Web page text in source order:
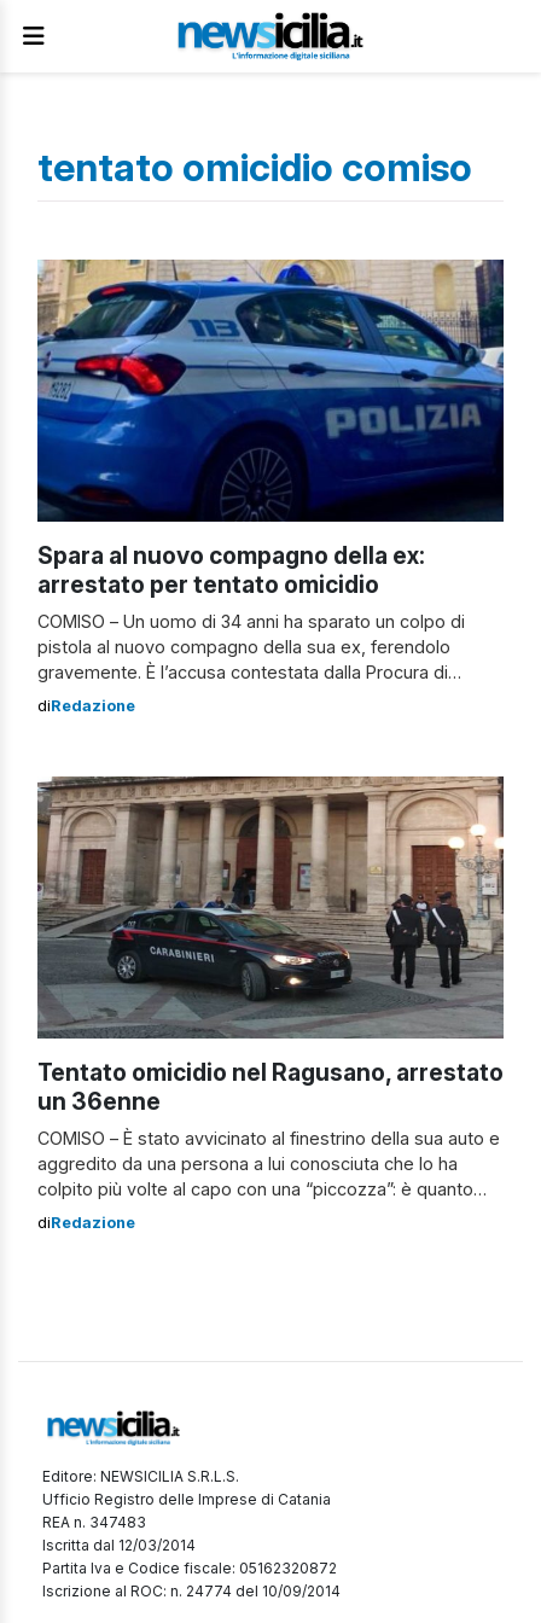
tentato omicidio comiso
Spara al nuovo compagno della ex:
arrestato per tentato omicidio
COMISO – Un uomo di 34 anni ha sparato un colpo di
pistola al nuovo compagno della sua ex, ferendolo
gravemente. È l’accusa contestata dalla Procura di
Siracusa, diretta da Francesco Puleio, a un pregiudicato
calibro […]
diRedazione
Tentato omicidio nel Ragusano, arrestato
un 36enne
COMISO – È stato avvicinato al finestrino della sua auto e
aggredito da una persona a lui conosciuta che lo ha
colpito più volte al capo con una “piccozza”: è quanto
accaduto ad ottobre 2022 a Comiso, in provincia di
diRedazione
Editore: NEWSICILIA S.R.L.S.
Ufficio Registro delle Imprese di Catania
REA n. 347483
Iscritta dal 12/03/2014
Partita Iva e Codice fiscale: 05162320872
Iscrizione al ROC: n. 24774 del 10/09/2014